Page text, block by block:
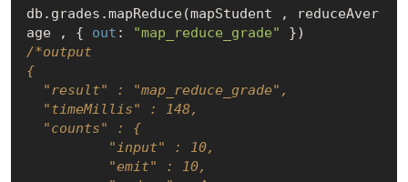
db.grades.mapReduce(mapStudent , reduceAver
age , { out : "map_reduce_grade"
/*output
{